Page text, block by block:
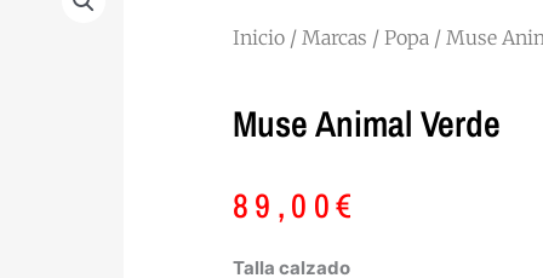
Inicio / Marcas / Popa / Muse
Muse Animal Verde
89,00€
Talla calzado
Muse